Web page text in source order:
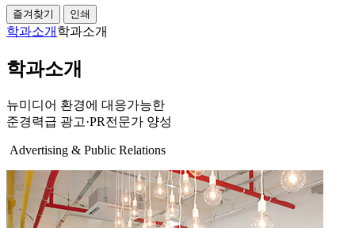
즐겨찾기 인쇄
학과소개 학과소개
학과소개
뉴미디어 환경에 대응가능한
준경력급 광고·PR전문가 양성
Advertising & Public Relations